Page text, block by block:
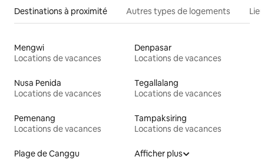
Destinations à proximité Autres types de logements
Mengwi
Locations de vacances
Denpasar
Locations de vacances
Nusa Penida
Locations de vacances
Tegallalang
Locations de vacances
Pemenang
Locations de vacances
Tampaksiring
Locations de vacances
Plage de Canggu
Afficher plus